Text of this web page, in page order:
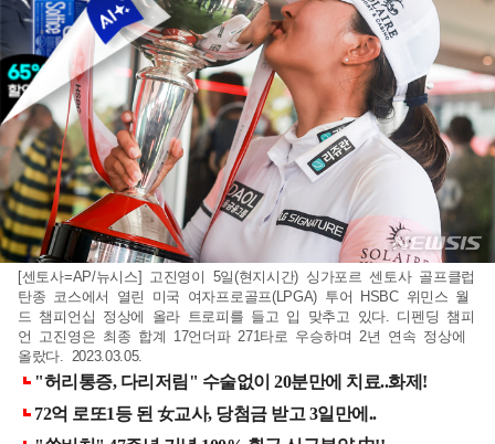
[센토사=AP/뉴시스] 고진영이 5일(현지시간) 싱가포르 센토사 골프클럽
탄종 코스에서 열린 미국 여자프로골프(LPGA) 투어 HSBC 위민스 월
드 챔피언십 정상에 올라 트로피를 들고 입 맞추고 있다. 디펜딩 챔피
언 고진영은 최종 합계 17언더파 271타로 우승하며 2년 연속 정상에
올랐다. 2023.03.05.